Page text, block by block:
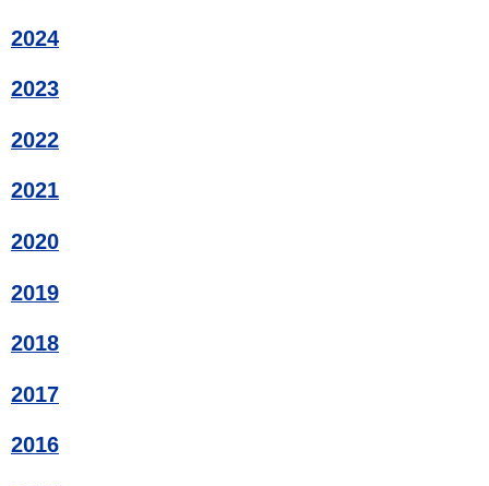
2024
2023
2022
2021
2020
2019
2018
2017
2016